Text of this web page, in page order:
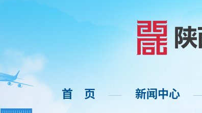
首 页 —— 新闻中心